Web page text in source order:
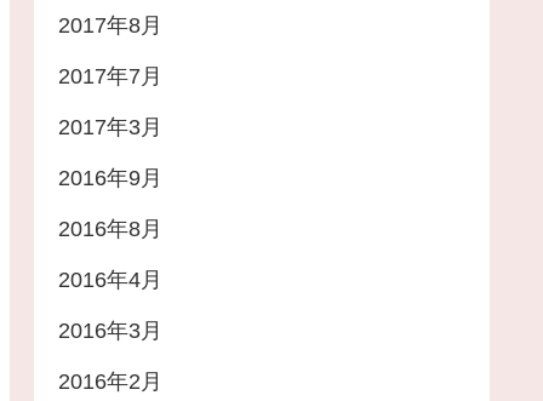
2017年8月
2017年7月
2017年3月
2016年9月
2016年8月
2016年4月
2016年3月
2016年2月